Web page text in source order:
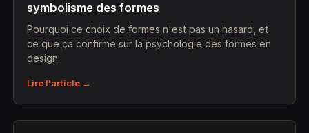
symbolisme des formes
Pourquoi ce choix de formes n'est pas un hasard, et
ce que ça confirme sur la psychologie des formes en
design.
Lire l'article →